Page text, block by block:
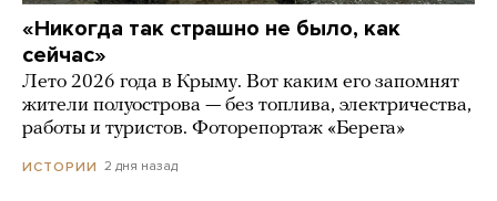
«Никогда так страшно не было, как
сейчас»
Лето 2026 года в Крыму. Вот каким его запомнят
жители полуострова — без топлива, электричества,
работы и туристов. Фоторепортаж «Берега»
ИСТОРИИ 2 дня назад